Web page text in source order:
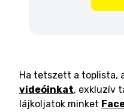
Ha tetszett a toplista,
videóinkat, exkluzív
lájkoljatok minket